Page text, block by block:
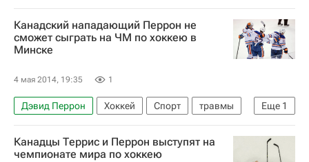
Национальная хоккейная лига (НХЛ)
Эдмонтон Ойлерз
Питтсбург Пингвинз
Роберт Клинкхаммер
Канадский нападающий Перрон не
сможет сыграть на ЧМ по хоккею в
Минске
4 мая 2014, 19:35 1
Еще 1
Дэвид Перрон Хоккей Спорт
травмы
Канада
Канадцы Террис и Перрон выступят на
чемпионате мира по хоккею